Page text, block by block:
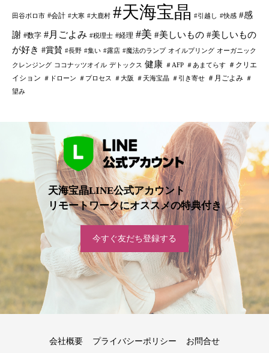
田谷ボロ市 #会計 #大寒 #大鹿村 #天海宝晶 #引越し #快感 #感
謝 #数字 #月ごよみ #税理士 #経理 #美 #美しいもの #美しいもの
が好き #賞賛 #長野 #集い #露店 #魔法のランプ オイルプリング オーガニック
クレンジング ココナッツオイル デトックス 健康 ＃AFP ＃あまてらす
＃クリエ
イション
＃ドローン ＃プロセス ＃大阪 ＃天海宝晶 ＃引き寄せ ＃月ごよみ ＃
望み
天海宝晶LINE公式アカウント
リモートワークにオススメの特典付き
今すぐ友だち登録する
会社概要 プライバシーポリシー お問合せ